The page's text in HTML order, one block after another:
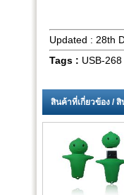
Updated : 28th
Tags : USB-268
สินค้าที่เกี่ยวข้อง /